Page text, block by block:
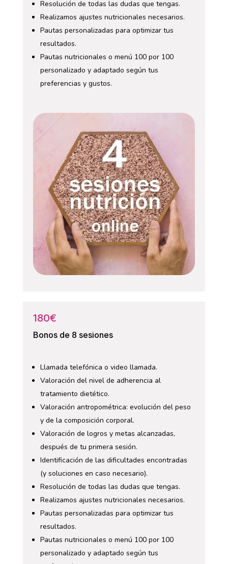
Resolución de todas las dudas que tengas.
Realizamos ajustes nutricionales necesarios.
Pautas personalizadas para optimizar tus
resultados.
Pautas nutricionales o menú 100 por 100
personalizado y adaptado según tus
preferencias y gustos.
180€
Bonos de 8 sesiones
Llamada telefónica o video llamada.
Valoración del nivel de adherencia al
tratamiento dietético.
Valoración antropométrica: evolución del peso
y de la composición corporal.
Valoración de logros y metas alcanzadas,
después de tu primera sesión.
Identificación de las dificultades encontradas
(y soluciones en caso necesario).
Resolución de todas las dudas que tengas.
Realizamos ajustes nutricionales necesarios.
Pautas personalizadas para optimizar tus
resultados.
Pautas nutricionales o menú 100 por 100
personalizado y adaptado según tus